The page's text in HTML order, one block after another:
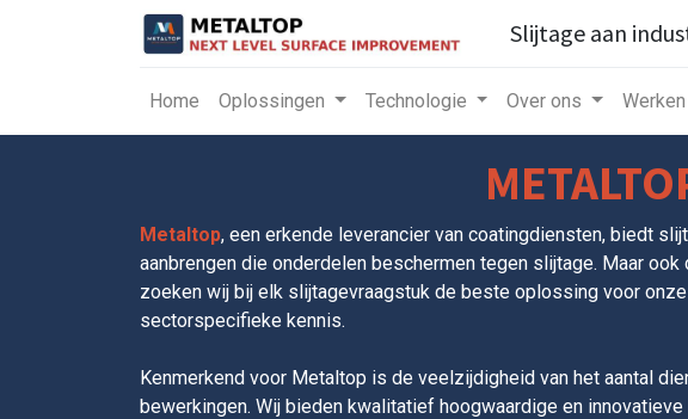
Slijtage aan
Home Oplossingen Technologie Over ons
Metaltop, een erkende leverancier van coatingdiensten, biedt
aanbrengen die onderdelen beschermen tegen slijtage. Maar
zoeken wij bij elk slijtagevraagstuk de beste oplossing voor
sectorspecifieke kennis.
Kenmerkend voor Metaltop is de veelzijdigheid van het aantal
bewerkingen. Wij bieden kwalitatief hoogwaardige en